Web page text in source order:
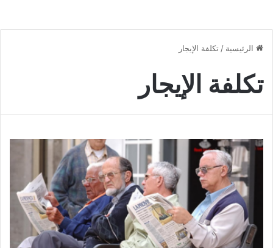
الرئيسية / تكلفة الإيجار
تكلفة الإيجار